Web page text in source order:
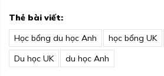
Thẻ bài viết:
Học bổng du học Anh
học bổng UK
Du học UK
du học Anh